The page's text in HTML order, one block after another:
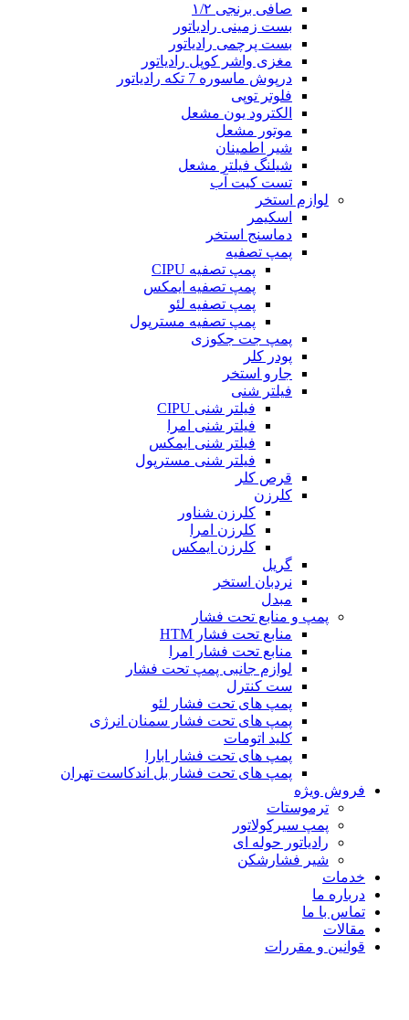
صافی برنجی ۱/۲
بست زمینی رادیاتور
بست پرچمی رادیاتور
مغزی واشر کوپل رادیاتور
درپوش ماسوره 7 تکه رادیاتور
فلوتر توپی
الکترود یون مشعل
موتور مشعل
شیر اطمینان
شیلنگ فیلتر مشعل
تست کیت آب
لوازم استخر
اسکیمر
دماسنج استخر
پمپ تصفیه
پمپ تصفیه CIPU
پمپ تصفیه ایمکس
پمپ تصفیه لئو
پمپ تصفیه مسترپول
پمپ جت جکوزی
پودر کلر
جارو استخر
فیلتر شنی
فیلتر شنی CIPU
فیلتر شنی امرا
فیلتر شنی ایمکس
فیلتر شنی مسترپول
قرص کلر
کلرزن
کلرزن شناور
کلرزن امرا
کلرزن ایمکس
گریل
نردبان استخر
مبدل
پمپ و منابع تحت فشار
منابع تحت فشار HTM‎
منابع تحت فشار امرا
لوازم جانبی پمپ تحت فشار
ست کنترل
پمپ های تحت فشار لئو
پمپ های تحت فشار سمنان انرژی
کلید اتومات
پمپ های تحت فشار ابارا
پمپ های تحت فشار بل اندکاست تهران
فروش ویژه
ترموستات
پمپ سیرکولاتور
رادیاتور حوله ای
شیر فشارشکن
خدمات
درباره ما
تماس با ما
مقالات
قوانین و مقررات